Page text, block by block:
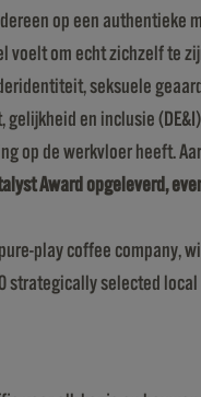
op een
om echt zichzelf te
seksuele
en inclusie
op de werkvloer heeft.
Award opgeleverd,
play coffee
strategically selected